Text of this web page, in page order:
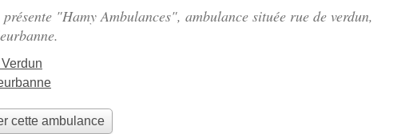
présente "Hamy Ambulances", ambulance située rue de verdun,
cette ambulance